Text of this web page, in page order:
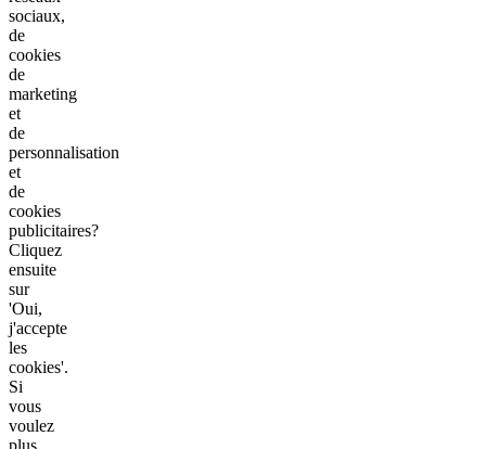
sociaux,
de
cookies
de
marketing
et
de
personnalisation
et
de
cookies
publicitaires?
Cliquez
ensuite
sur
'Oui,
j'accepte
les
cookies'.
Si
vous
voulez
plus